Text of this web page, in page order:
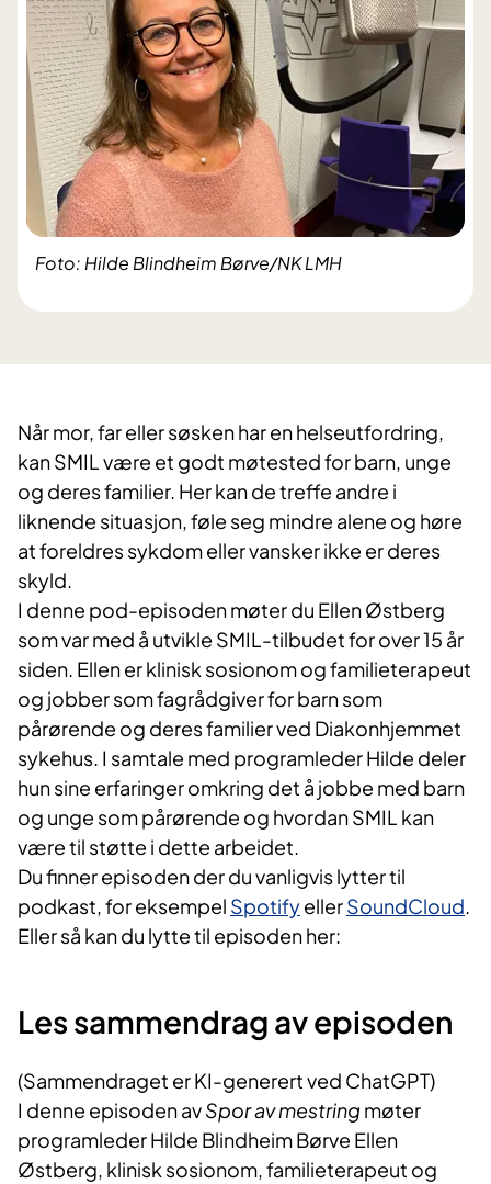
Foto: Hilde Blindheim Børve/NK LMH
Når mor, far eller søsken har en helseutfordring,
kan SMIL være et godt møtested for barn, unge
og deres familier. Her kan de treffe andre i
liknende situasjon, føle seg mindre alene og høre
at foreldres sykdom eller vansker ikke er deres
skyld.
I denne pod-episoden møter du Ellen Østberg
som var med å utvikle SMIL-tilbudet for over 15 år
siden. Ellen er klinisk sosionom og familieterapeut
og jobber som fagrådgiver for barn som
pårørende og deres familier ved Diakonhjemmet
sykehus. I samtale med programleder Hilde deler
hun sine erfaringer omkring det å jobbe med barn
og unge som pårørende og hvordan SMIL kan
være til støtte i dette arbeidet.
Du finner episoden der du vanligvis lytter til
podkast, for eksempel SpotifyellerSoundCloud.
Eller så kan du lytte til episoden her:
Les sammendrag av episoden
(Sammendraget er KI-generert ved ChatGPT)
I denne episoden avSpor av mestringmøter
programleder Hilde Blindheim Børve Ellen
Østberg, klinisk sosionom, familieterapeut og